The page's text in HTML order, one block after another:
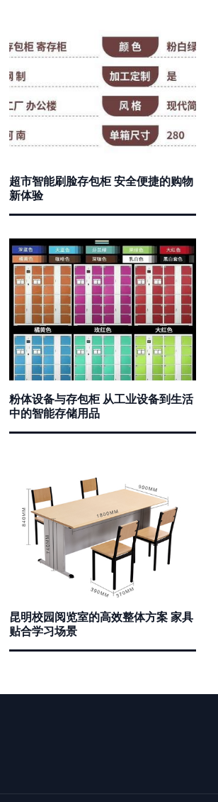
超市智能刷脸存包柜 安全便捷的购物
新体验
粉体设备与存包柜 从工业设备到生活
中的智能存储用品
昆明校园阅览室的高效整体方案 家具
贴合学习场景